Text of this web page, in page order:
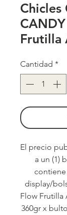
Chicles
Frutilla
Cantidad *
El precio
a un (1)
display/
Flow Frutilla
360gr x